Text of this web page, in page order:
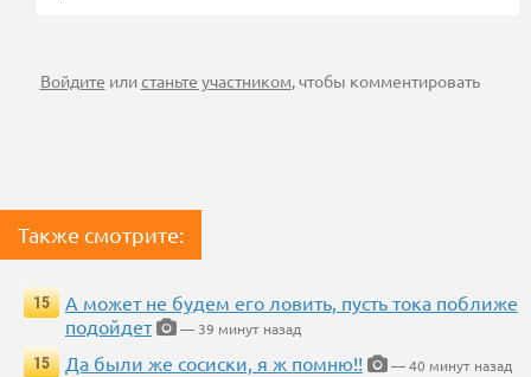
Войдите илистаньте участником, чтобы комментировать
Также смотрите:
15
А может не будем его ловить, пусть тока поближе
подойдет
— 39 минут назад
15
Да были же сосиски, я ж помню!!
— 40 минут назад